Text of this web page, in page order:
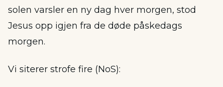
solen varsler en ny dag hver morgen, stod
Jesus opp igjen fra de døde påskedags
morgen.
Vi siterer strofe fire (NoS):